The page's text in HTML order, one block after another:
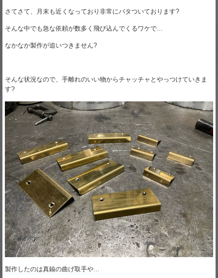
さてさて、月末も近くなっており非常にバタついております?
そんな中でも急な依頼が数多く飛び込んでくるワケで…
なかなか製作が追いつきません?
そんな状況なので、手離れのいい物からチャッチャとやっつけていきま
す?
製作したのは真鍮の曲げ取手や…